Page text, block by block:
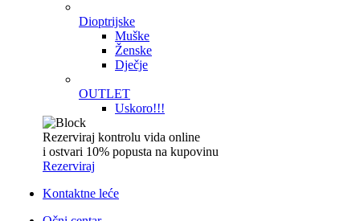
Dioptrijske
Muške
Ženske
Dječje
OUTLET
Uskoro!!!
Rezerviraj kontrolu vida online
i ostvari 10% popusta na kupovinu
Rezerviraj
Kontaktne leće